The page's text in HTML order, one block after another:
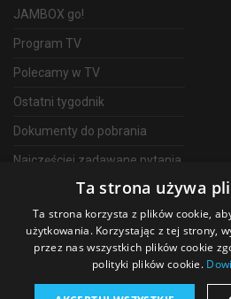
JAMBOX go!
Program TV
Polecamy w TV
Ostatni tygodnik
Dokumenty do pobrania
Najczęściej zadawane pytania
Telewizja Światłowodowa
Ta strona używa
Ta strona korzysta z plików cookie,
użytkowania. Korzystając z tej strony,
przez nas wszystkich plików cookie
polityki plików cookie.